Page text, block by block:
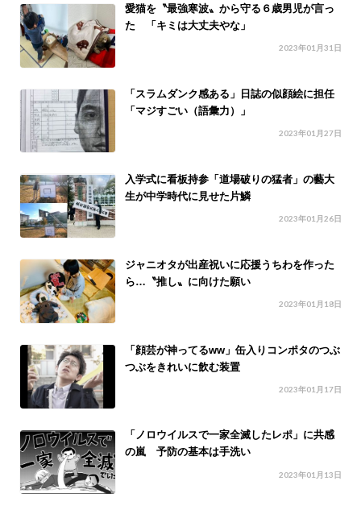
愛猫を〝最強寒波〟から守る６歳男児が言っ
た 「キミは大丈夫やな」
2023年01月31日
「スラムダンク感ある」日誌の似顔絵に担任
「マジすごい（語彙力）」
2023年01月27日
入学式に看板持参「道場破りの猛者」の藝大
生が中学時代に見せた片鱗
2023年01月26日
ジャニオタが出産祝いに応援うちわを作った
ら…〝推し〟に向けた願い
2023年01月18日
「顔芸が神ってるww」缶入りコンポタのつぶ
つぶをきれいに飲む装置
2023年01月17日
「ノロウイルスで一家全滅したレポ」に共感
の嵐 予防の基本は手洗い
2023年01月13日